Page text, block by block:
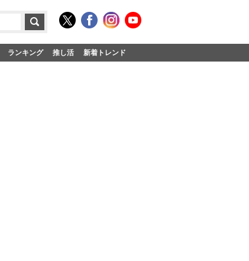
ランキング 推し活 新着トレンド